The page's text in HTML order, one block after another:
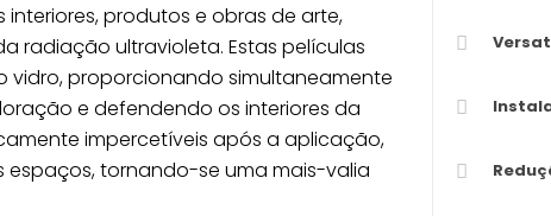
produtos e obras de arte,
radiação ultravioleta. Estas películas
vidro, proporcionando simultaneamente
e defendendo os interiores da
impercetíveis após a aplicação,
tornando-se uma mais-valia